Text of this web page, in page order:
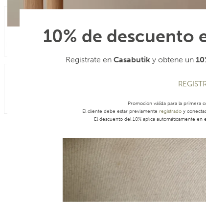
10% de descuento
Registrate en Casabutik y obtene un
Promoción válida para la primera
El cliente debe estar previamente registrado y
El descuento del 10% aplica automáticamente